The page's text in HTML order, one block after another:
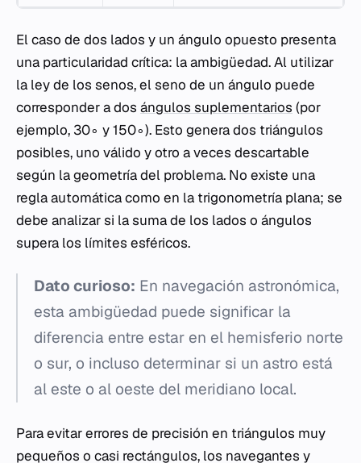
El caso de dos lados y un ángulo opuesto presenta
una particularidad crítica: la ambigüedad. Al utilizar
la ley de los senos, el seno de un ángulo puede
corresponder a dos ángulos suplementarios (por
ejemplo, 30∘ y 150∘). Esto genera dos triángulos
posibles, uno válido y otro a veces descartable
según la geometría del problema. No existe una
regla automática como en la trigonometría plana; se
debe analizar si la suma de los lados o ángulos
supera los límites esféricos.
Dato curioso: En navegación astronómica,
esta ambigüedad puede significar la
diferencia entre estar en el hemisferio norte
o sur, o incluso determinar si un astro está
al este o al oeste del meridiano local.
Para evitar errores de precisión en triángulos muy
pequeños o casi rectángulos, los navegantes y